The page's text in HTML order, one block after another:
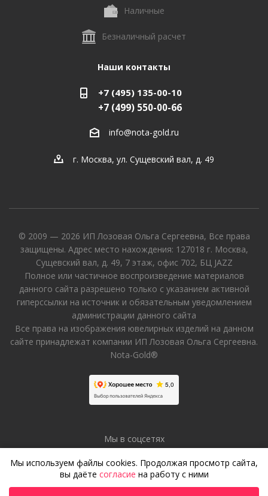
Наличные
Безналичный расчет
Наши контакты
+7 (495) 135-00-10
+7 (499) 550-00-66
info@nota-gold.ru
г. Москва, ул. Сущевский вал, д. 49
© 2009 — 2026 ИП Лозовая Ольга Сергеевна, Все права
защищены. Адрес место нахождения: 127018 г. Москва,
Сущевский вал, д. 49, 7 этаж, офис 702, БЦ JAZZ
Полное или частичное воспроизведение материалов
данного сайта разрешено только с указанием активной
гиперссылки на источник и обязательным уведомлением
администрации данного сайта
Все права на изображения ювелирных изделий на данном
сайте принадлежат компании ИП Лозовая Ольга Сергеевна.
Nota-Gold®
Мы в соцсетях
Мы используем файлы cookies. Продолжая просмотр сайта,
вы даёте согласие на работу с ними